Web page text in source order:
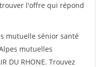
l'offre qui répond
mutuelle sénior santé
mutuelles
DU RHONE. Trouvez